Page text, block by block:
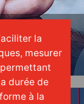
la
mesurer
durée de
à la